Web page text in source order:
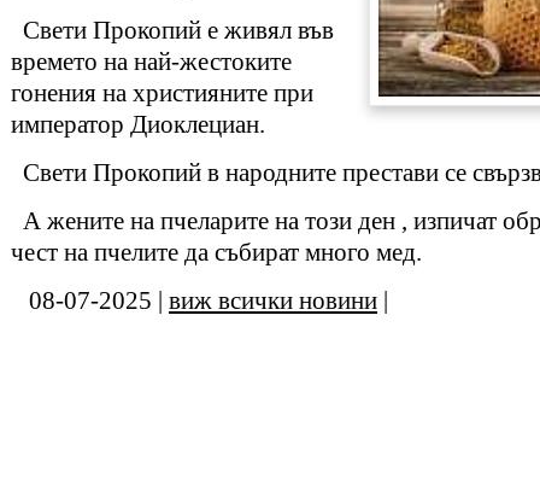
Свети Прокопий е живял във
времето на най-жестоките
гонения на християните при
император Диоклециан.
Свети Прокопий в народните престави се
А жените на пчеларите на този ден , изпичат
чест на пчелите да събират много мед.
08-07-2025 | виж всички новини |